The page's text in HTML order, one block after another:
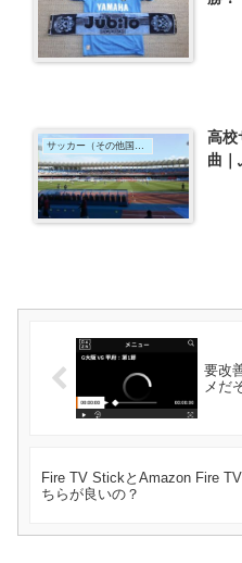
高校
曲｜
要改
メだ
Fire TV StickとAmazon Fire
ちらが良いの？